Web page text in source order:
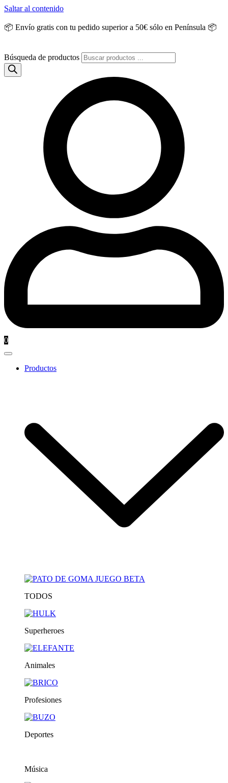
Saltar al contenido
📦 Envío gratis con tu pedido superior a 50€ sólo en Península 📦
Búsqueda de productos
0
Productos
TODOS
Superheroes
Animales
Profesiones
Deportes
Música